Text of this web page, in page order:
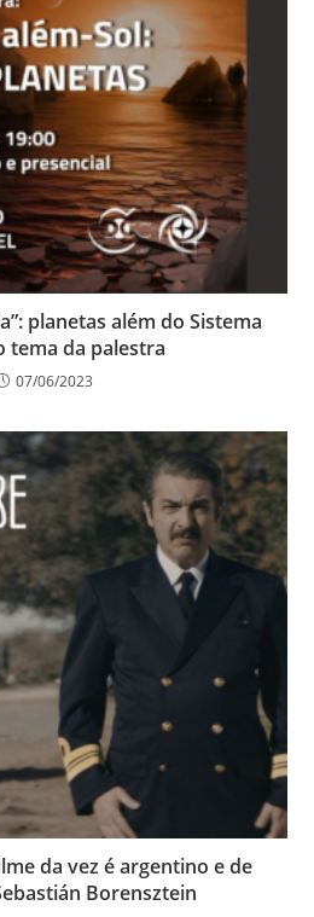
planetas além do Sistema
tema da palestra
07/06/2023
da vez é argentino e de
Borensztein